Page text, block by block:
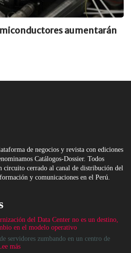
aumentarán
de negocios y revista con ediciones
Catálogos-Dossier. Todos
circuito cerrado al canal de distribución del
y comunicaciones en el Perú.
del Data Center no es un destino,
en el modelo operativo
servidores zumbando en un centro de
más: